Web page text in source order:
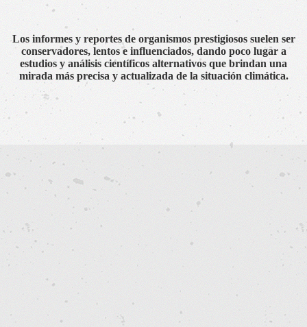
Los informes y reportes de organismos prestigiosos suelen ser
conservadores, lentos e influenciados, dando poco lugar a
estudios y análisis científicos alternativos que brindan una
mirada más precisa y actualizada de la situación climática.